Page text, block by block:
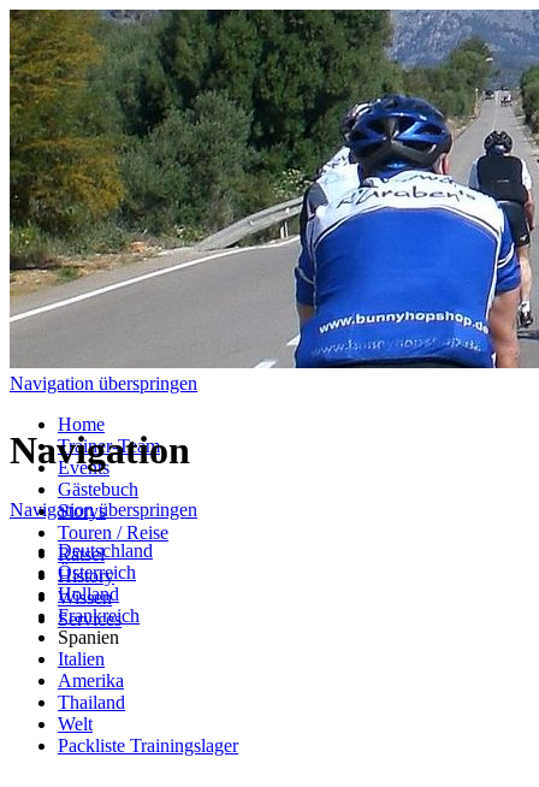
Navigation überspringen
Home
Trainer-Team
Events
Gästebuch
Storys
Touren / Reise
Rätsel
History
Wissen
Services
Navigation
Navigation überspringen
Deutschland
Österreich
Holland
Frankreich
Spanien
Italien
Amerika
Thailand
Welt
Packliste Trainingslager